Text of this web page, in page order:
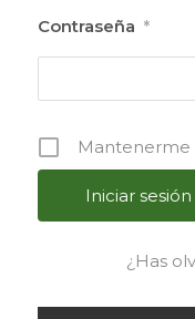
Contraseña *
¿Has